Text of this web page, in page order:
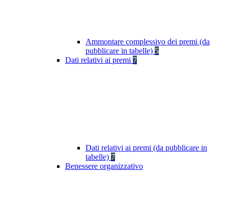
Ammontare complessivo dei premi (da
pubblicare in tabelle) 5
Dati relativi ai premi 7
Dati relativi ai premi (da pubblicare in
tabelle) 7
Benessere organizzativo